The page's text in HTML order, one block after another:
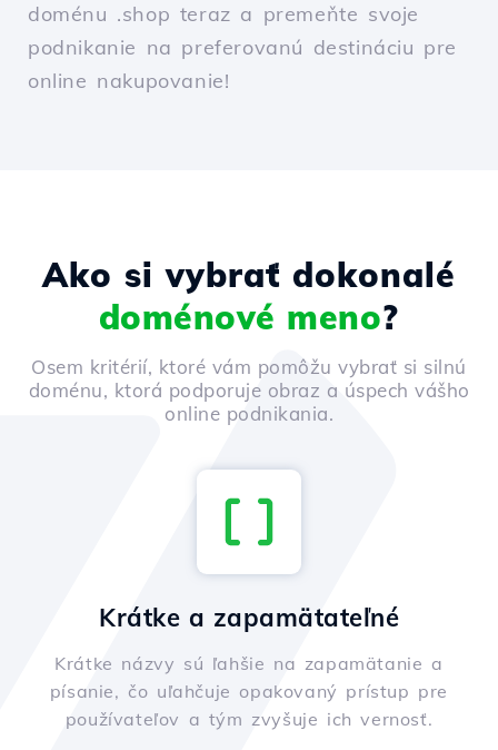
doménu .shop teraz a premeňte svoje
podnikanie na preferovanú destináciu pre
online nakupovanie!
Ako si vybrať dokonalé
doménové meno?
Osem kritérií, ktoré vám pomôžu vybrať si silnú
doménu, ktorá podporuje obraz a úspech vášho
online podnikania.
Krátke a zapamätateľné
Krátke názvy sú ľahšie na zapamätanie a
písanie, čo uľahčuje opakovaný prístup pre
používateľov a tým zvyšuje ich vernosť.